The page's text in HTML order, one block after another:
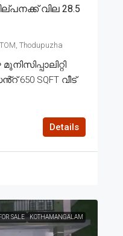
വില 28.5
Thodupuzha
SQFT വീട്
Details
SALE KOTHAMANGALAM